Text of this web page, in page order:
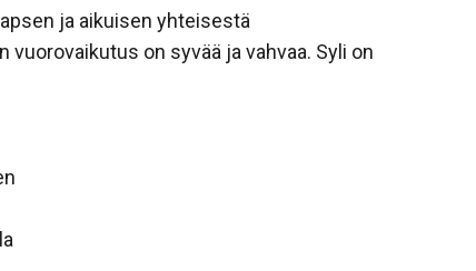
ja aikuisen yhteisestä
on syvää ja vahvaa. Syli on